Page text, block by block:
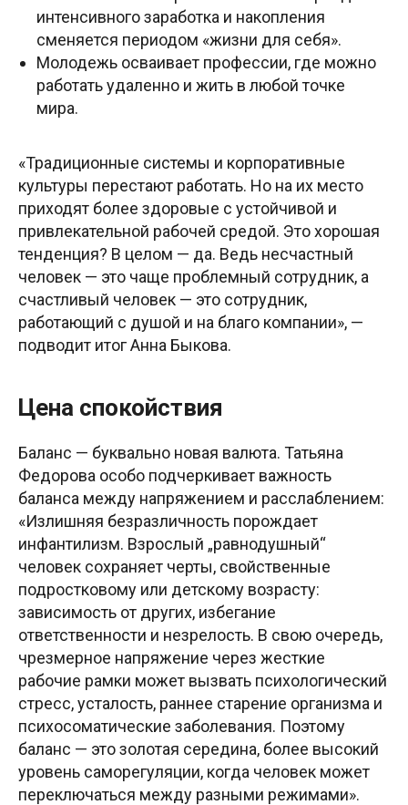
интенсивного заработка и накопления
сменяется периодом «жизни для себя».
Молодежь осваивает профессии, где можно
работать удаленно и жить в любой точке
мира.
«Традиционные системы и корпоративные
культуры перестают работать. Но на их место
приходят более здоровые с устойчивой и
привлекательной рабочей средой. Это хорошая
тенденция? В целом — да. Ведь несчастный
человек — это чаще проблемный сотрудник, а
счастливый человек — это сотрудник,
работающий с душой и на благо компании», —
подводит итог Анна Быкова.
Цена спокойствия
Баланс — буквально новая валюта. Татьяна
Федорова особо подчеркивает важность
баланса между напряжением и расслаблением:
«Излишняя безразличность порождает
инфантилизм. Взрослый „равнодушный“
человек сохраняет черты, свойственные
подростковому или детскому возрасту:
зависимость от других, избегание
ответственности и незрелость. В свою очередь,
чрезмерное напряжение через жесткие
рабочие рамки может вызвать психологический
стресс, усталость, раннее старение организма и
психосоматические заболевания. Поэтому
баланс — это золотая середина, более высокий
уровень саморегуляции, когда человек может
переключаться между разными режимами».